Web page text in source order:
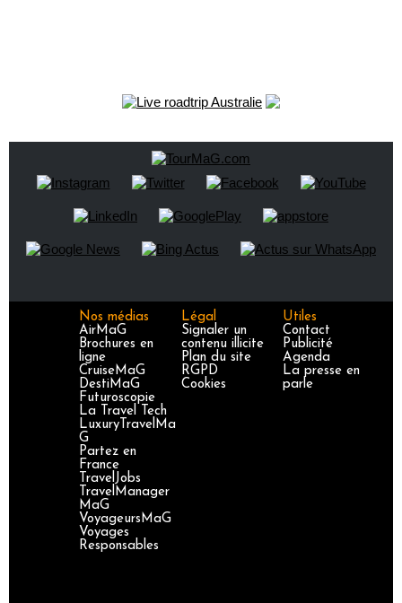
Nos médias
AirMaG
Brochures en
ligne
CruiseMaG
DestiMaG
Futuroscopie
La Travel Tech
LuxuryTravelMa
G
Partez en
France
TravelJobs
TravelManager
MaG
VoyageursMaG
Voyages
Responsables
Légal
Signaler un
contenu illicite
Plan du site
RGPD
Cookies
Utiles
Contact
Publicité
Agenda
La presse en
parle